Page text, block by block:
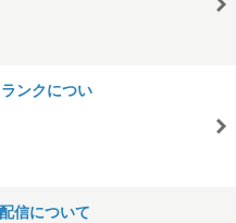
ンクについ
信について